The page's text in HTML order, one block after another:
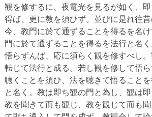
観を修するに、夜電光を見るが如く、
得ば、更に教を須ひず。並びに是れ往昔
今、教門に於て通ずることを得るを名
門に於て通ずることを得るを法行と名
悟らずんば、応に須らく観を修すべし
転じて法行と成る。若し観を修して悟
聴くことを須ひ、法を聴きて悟ること
と名く。教は即ち観の門と為し、観は即
教を聞きて而も観じ、教を観じて而も